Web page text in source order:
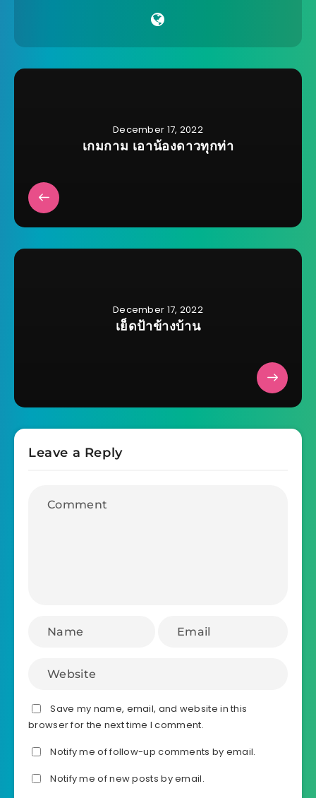
December 17, 2022
เกมกาม เอาน้องดาวทุกท่า
December 17, 2022
เย็ดป้าข้างบ้าน
Leave a Reply
Save my name, email, and website in this
browser for the next time I comment.
Notify me of follow-up comments by email.
Notify me of new posts by email.